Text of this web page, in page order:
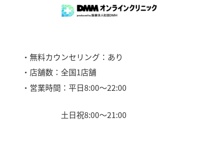
・無料カウンセリング：あり
・店舗数：全国1店舗
・営業時間：平日8:00〜22:00
土日祝8:00〜21:00